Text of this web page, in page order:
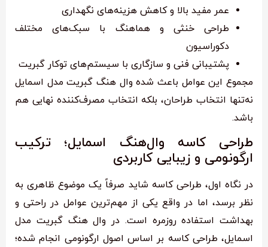
عمر مفید بالا و کاهش هزینه‌های نگهداری
طراحی خنثی و هماهنگ با سبک‌های مختلف
دکوراسیون
پشتیبانی فنی و سازگاری با سیستم‌های توکار گبریت
مجموع این عوامل باعث شده وال هنگ گبریت مدل اسمایل
نه‌تنها انتخاب طراحان، بلکه انتخاب مصرف‌کننده نهایی هم
باشد.
طراحی کاسه وال‌هنگ اسمایل؛ ترکیب
ارگونومی و زیبایی کاربردی
در نگاه اول، طراحی کاسه شاید صرفاً یک موضوع ظاهری به
نظر برسد، اما در واقع یکی از مهم‌ترین عوامل در راحتی و
بهداشت استفاده روزمره است. در وال هنگ گبریت مدل
اسمایل، طراحی کاسه بر اساس اصول ارگونومی انجام شده؛